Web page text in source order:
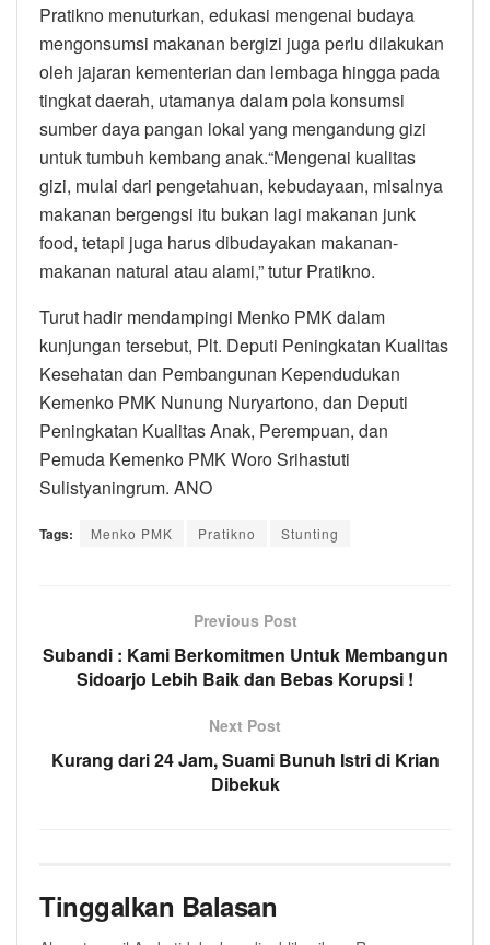
Pratikno menuturkan, edukasi mengenai budaya
mengonsumsi makanan bergizi juga perlu dilakukan
oleh jajaran kementerian dan lembaga hingga pada
tingkat daerah, utamanya dalam pola konsumsi
sumber daya pangan lokal yang mengandung gizi
untuk tumbuh kembang anak.“Mengenai kualitas
gizi, mulai dari pengetahuan, kebudayaan, misalnya
makanan bergengsi itu bukan lagi makanan junk
food, tetapi juga harus dibudayakan makanan-
makanan natural atau alami,” tutur Pratikno.
Turut hadir mendampingi Menko PMK dalam
kunjungan tersebut, Plt. Deputi Peningkatan Kualitas
Kesehatan dan Pembangunan Kependudukan
Kemenko PMK Nunung Nuryartono, dan Deputi
Peningkatan Kualitas Anak, Perempuan, dan
Pemuda Kemenko PMK Woro Srihastuti
Sulistyaningrum. ANO
Tags: Menko PMK Pratikno Stunting
Previous Post
Subandi : Kami Berkomitmen Untuk Membangun
Sidoarjo Lebih Baik dan Bebas Korupsi !
Next Post
Kurang dari 24 Jam, Suami Bunuh Istri di Krian
Dibekuk
Tinggalkan Balasan